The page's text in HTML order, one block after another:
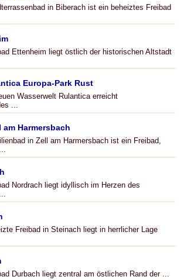
in Biberach ist ein beheiztes Freibad
Ettenheim liegt östlich der historischen Altstadt
Europa-Park Rust
Wasserwelt Rulantica erreicht
...
Harmersbach
in Zell am Harmersbach ist ein Freibad,
Nordrach liegt idyllisch im Herzen des
Freibad in Steinach liegt in herrlicher Lage
Durbach liegt zentral am östlichen Rand der ...